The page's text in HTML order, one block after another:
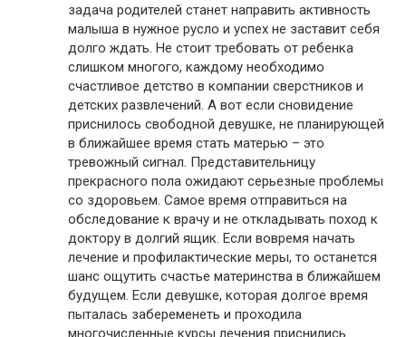
задача родителей станет направить активность
малыша в нужное русло и успех не заставит себя
долго ждать. Не стоит требовать от ребенка
слишком многого, каждому необходимо
счастливое детство в компании сверстников и
детских развлечений. А вот если сновидение
приснилось свободной девушке, не планирующей
в ближайшее время стать матерью – это
тревожный сигнал. Представительницу
прекрасного пола ожидают серьезные проблемы
со здоровьем. Самое время отправиться на
обследование к врачу и не откладывать поход к
доктору в долгий ящик. Если вовремя начать
лечение и профилактические меры, то останется
шанс ощутить счастье материнства в ближайшем
будущем. Если девушке, которая долгое время
пыталась забеременеть и проходила
многочисленные курсы лечения приснились